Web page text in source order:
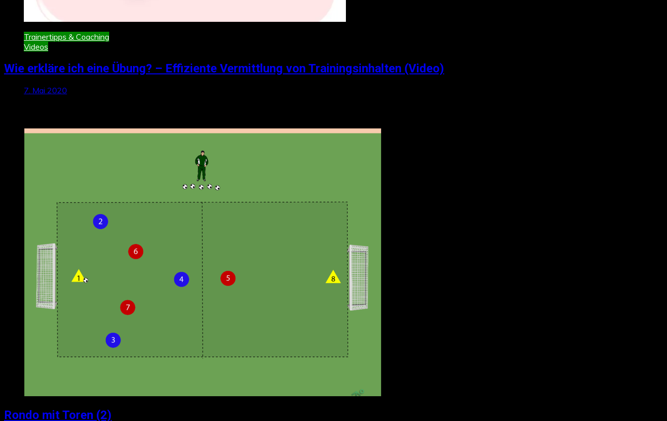
Trainertipps & Coaching
Videos
Wie erkläre ich eine Übung? – Effiziente Vermittlung von Trainingsinhalten (Video)
7. Mai 2020
Rondo mit Toren (2)